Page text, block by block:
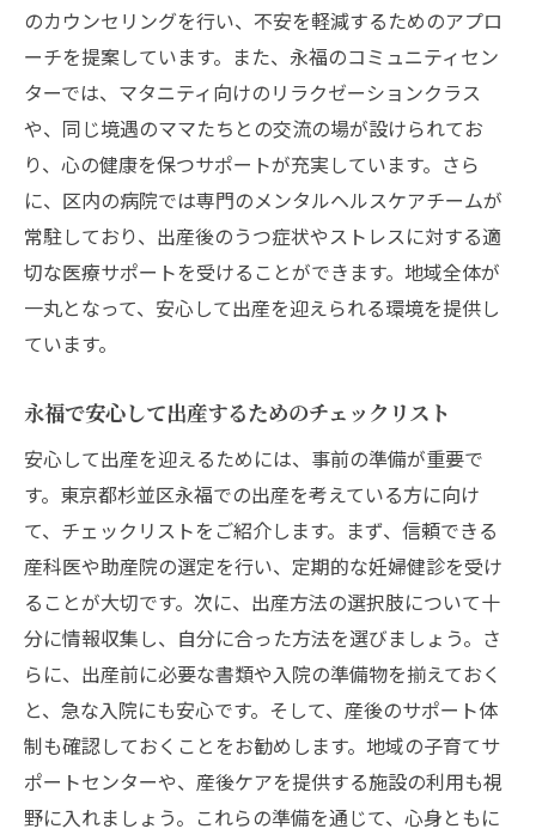
のカウンセリングを行い、不安を軽減するためのアプロ
ーチを提案しています。また、永福のコミュニティセン
ターでは、マタニティ向けのリラクゼーションクラス
や、同じ境遇のママたちとの交流の場が設けられてお
り、心の健康を保つサポートが充実しています。さら
に、区内の病院では専門のメンタルヘルスケアチームが
常駐しており、出産後のうつ症状やストレスに対する適
切な医療サポートを受けることができます。地域全体が
一丸となって、安心して出産を迎えられる環境を提供し
ています。
永福で安心して出産するためのチェックリスト
安心して出産を迎えるためには、事前の準備が重要で
す。東京都杉並区永福での出産を考えている方に向け
て、チェックリストをご紹介します。まず、信頼できる
産科医や助産院の選定を行い、定期的な妊婦健診を受け
ることが大切です。次に、出産方法の選択肢について十
分に情報収集し、自分に合った方法を選びましょう。さ
らに、出産前に必要な書類や入院の準備物を揃えておく
と、急な入院にも安心です。そして、産後のサポート体
制も確認しておくことをお勧めします。地域の子育てサ
ポートセンターや、産後ケアを提供する施設の利用も視
野に入れましょう。これらの準備を通じて、心身ともに